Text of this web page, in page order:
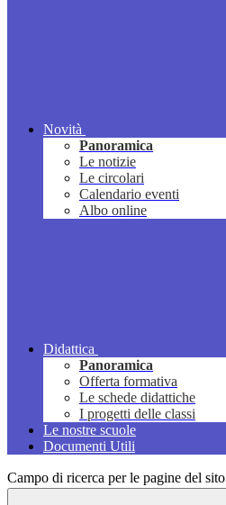
Novità
Panoramica
Le notizie
Le circolari
Calendario eventi
Albo online
Didattica
Panoramica
Offerta formativa
Le schede didattiche
I progetti delle classi
Le nostre scuole
Documenti Utili
Campo di ricerca per le pagine del sito